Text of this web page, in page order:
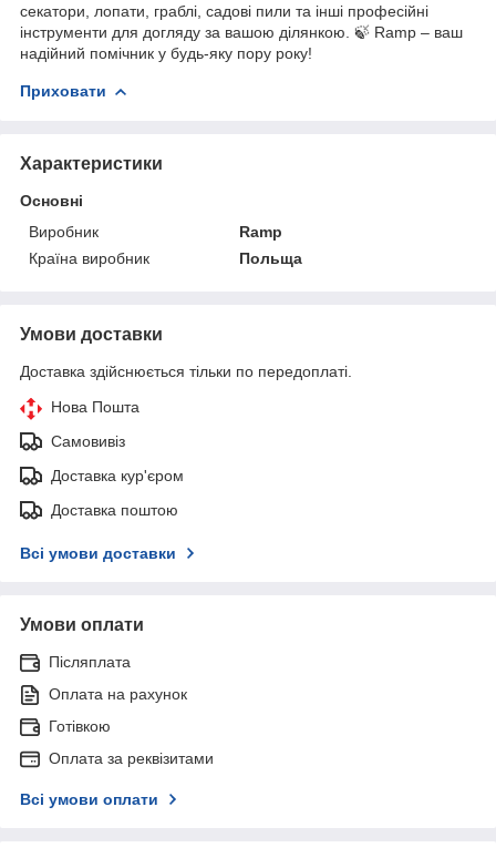
секатори, лопати, граблі, садові пили та інші професійні
інструменти для догляду за вашою ділянкою. 🍃 Ramp – ваш
надійний помічник у будь-яку пору року!
Приховати
Характеристики
Основні
Виробник
Ramp
Країна виробник
Польща
Умови доставки
Доставка здійснюється тільки по передоплаті.
Нова Пошта
Самовивіз
Доставка кур'єром
Доставка поштою
Всі умови доставки
Умови оплати
Післяплата
Оплата на рахунок
Готівкою
Оплата за реквізитами
Всі умови оплати